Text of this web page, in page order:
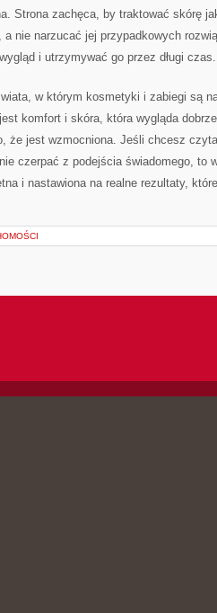
Strona zachęca, by traktować skórę
a nie narzucać jej przypadkowych
i utrzymywać go przez długi czas.
w którym kosmetyki i zabiegi są
komfort i skóra, która wygląda
że jest wzmocniona. Jeśli chcesz
czerpać z podejścia świadomego, to
i nastawiona na realne rezultaty,